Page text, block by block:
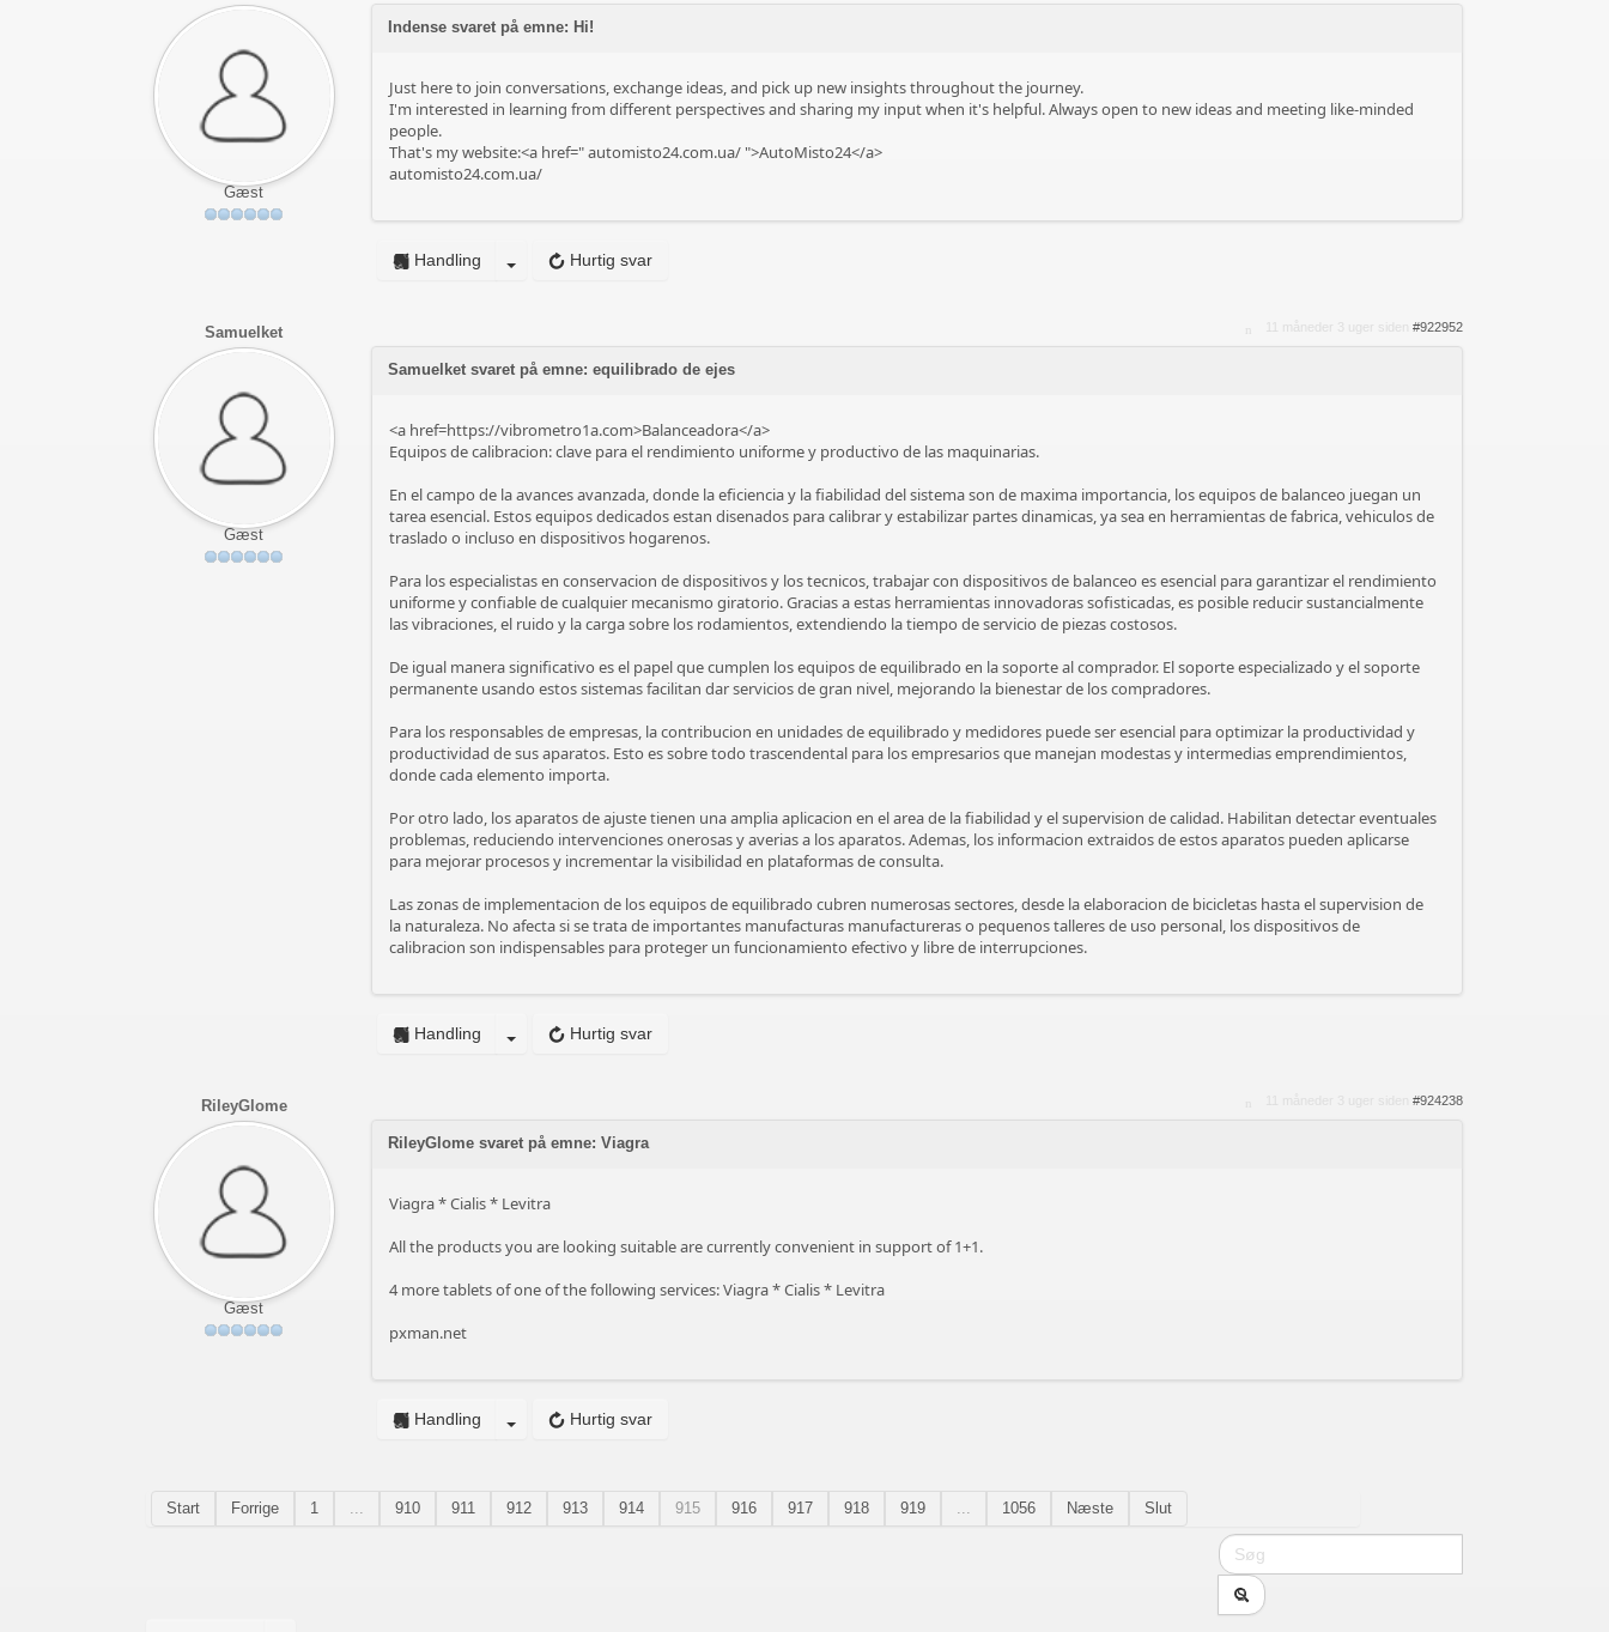
Gæst
Indense svaret på emne: Hi!
Just here to join conversations, exchange ideas, and pick up new insights throughout the journey.
I'm interested in learning from different perspectives and sharing my input when it's helpful. Always open to new ideas and meeting like-minded
people.
That's my website:<a href="automisto24.com.ua/ ">AutoMisto24</a>
automisto24.com.ua/
Hurtig svar
Handling
Samuelket
Gæst
11 måneder 3 uger siden #922952
Samuelket svaret på emne: equilibrado de ejes
<a href=https://vibrometro1a.com>Balanceadora</a>
Equipos de calibracion: clave para el rendimiento uniforme y productivo de las maquinarias.
En el campo de la avances avanzada, donde la eficiencia y la fiabilidad del sistema son de maxima importancia, los equipos de balanceo juegan un
tarea esencial. Estos equipos dedicados estan disenados para calibrar y estabilizar partes dinamicas, ya sea en herramientas de fabrica, vehiculos de
traslado o incluso en dispositivos hogarenos.
Para los especialistas en conservacion de dispositivos y los tecnicos, trabajar con dispositivos de balanceo es esencial para garantizar el rendimiento
uniforme y confiable de cualquier mecanismo giratorio. Gracias a estas herramientas innovadoras sofisticadas, es posible reducir sustancialmente
las vibraciones, el ruido y la carga sobre los rodamientos, extendiendo la tiempo de servicio de piezas costosos.
De igual manera significativo es el papel que cumplen los equipos de equilibrado en la soporte al comprador. El soporte especializado y el soporte
permanente usando estos sistemas facilitan dar servicios de gran nivel, mejorando la bienestar de los compradores.
Para los responsables de empresas, la contribucion en unidades de equilibrado y medidores puede ser esencial para optimizar la productividad y
productividad de sus aparatos. Esto es sobre todo trascendental para los empresarios que manejan modestas y intermedias emprendimientos,
donde cada elemento importa.
Por otro lado, los aparatos de ajuste tienen una amplia aplicacion en el area de la fiabilidad y el supervision de calidad. Habilitan detectar eventuales
problemas, reduciendo intervenciones onerosas y averias a los aparatos. Ademas, los informacion extraidos de estos aparatos pueden aplicarse
para mejorar procesos y incrementar la visibilidad en plataformas de consulta.
Las zonas de implementacion de los equipos de equilibrado cubren numerosas sectores, desde la elaboracion de bicicletas hasta el supervision de
la naturaleza. No afecta si se trata de importantes manufacturas manufactureras o pequenos talleres de uso personal, los dispositivos de
calibracion son indispensables para proteger un funcionamiento efectivo y libre de interrupciones.
Hurtig svar
Handling
RileyGlome
Gæst
#924238
RileyGlome svaret på emne: Viagra
Viagra * Cialis * Levitra
All the products you are looking suitable are currently convenient in support of 1+1.
4 more tablets of one of the following services: Viagra * Cialis * Levitra
pxman.net
Hurtig svar
Handling
Start Forrige 1 ... 910 911 912 913 914 915 916 917 918 919 ... 1056 Næste Slut